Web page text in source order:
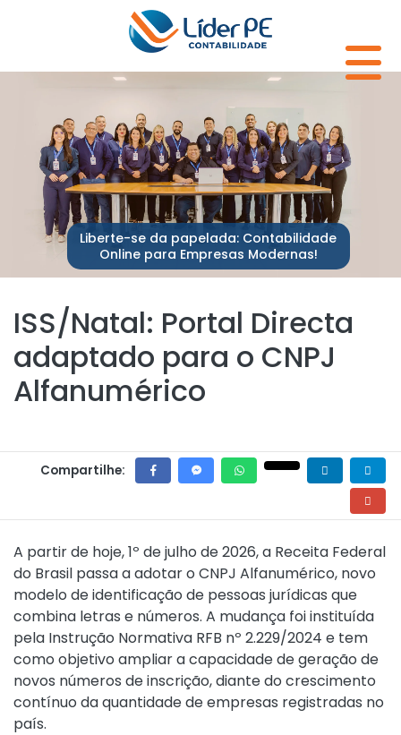
Liberte-se da papelada: Contabilidade
Online para Empresas Modernas!
ISS/Natal: Portal Directa
adaptado para o CNPJ
Alfanumérico
Compartilhe:
A partir de hoje, 1º de julho de 2026, a Receita Federal
do Brasil passa a adotar o CNPJ Alfanumérico, novo
modelo de identificação de pessoas jurídicas que
combina letras e números. A mudança foi instituída
pela Instrução Normativa RFB nº 2.229/2024 e tem
como objetivo ampliar a capacidade de geração de
novos números de inscrição, diante do crescimento
contínuo da quantidade de empresas registradas no
país.